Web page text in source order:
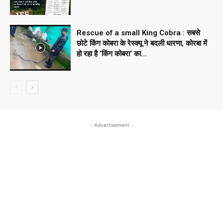
Rescue of a small King Cobra : सबसे
छोटे किंग कोबरा के रेस्क्यू ने बदली धारणा, कोरबा में
हो रहा है ‘किंग कोबरा‘ का...
- Advertisement -